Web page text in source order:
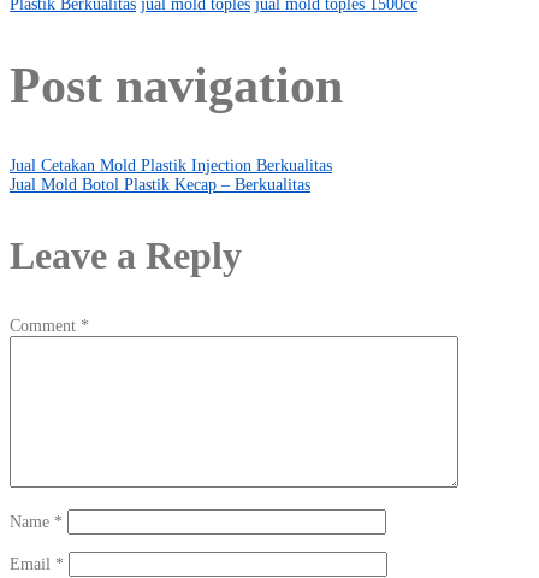
Plastik Berkualitas jual mold toples jual mold toples 1500cc
Post navigation
Jual Cetakan Mold Plastik Injection Berkualitas
Jual Mold Botol Plastik Kecap – Berkualitas
Leave a Reply
Comment *
Name *
Email *